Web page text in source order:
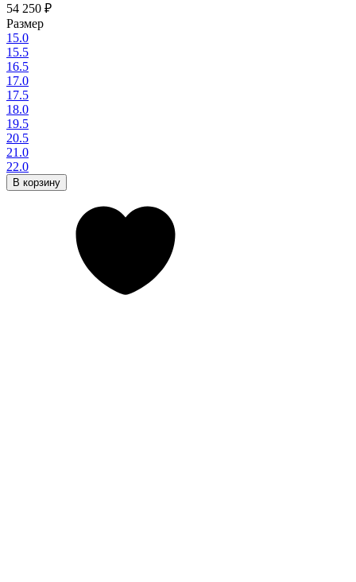
54 250 ₽
Размер
15.0
15.5
16.5
17.0
17.5
18.0
19.5
20.5
21.0
22.0
В корзину